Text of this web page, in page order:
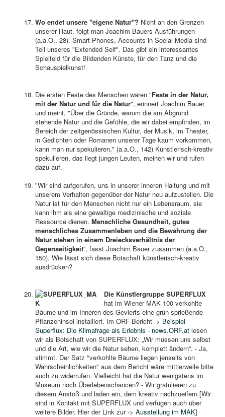
Wo endet unsere "eigene Natur"? Nicht an den Grenzen
unserer Haut, folgt man Joachim Bauers Ausführungen
(a.a.O., 28). Smart-Phones, Accounts in Social Media sind
Teil unseres "Extended Self". Das gibt ein interessantes
Spielfeld für die Bildenden Künste, für den Tanz und die
Schauspielkunst!
Die ersten Feste des Menschen waren "Feste in der Natur,
mit der Natur und für die Natur", erinnert Joachim Bauer
und meint, "Über die Gründe, warum die am Abgrund
stehende Natur und die Gefühle, die wir dabei empfinden, im
Bereich der zeitgenössischen Kultur, der Musik, im Theater,
in Gedichten oder Romanen unserer Tage kaum vorkommen,
kann man nur spekulieren." (a.a.O., 142) Künstlerisch-kreativ
spekulieren, das liegt jungen Leuten, meinen wir und rufen
dazu auf.
"Wir sind aufgerufen, uns in unserer inneren Haltung und mit
unserem Verhalten gegenüber der Natur neu aufzustellen. Die
Natur ist für den Menschen nicht nur ein Lebensraum, sie
kann ihm als eine gewaltige medizinische und soziale
Ressource dienen. Menschliche Gesundheit, gutes
menschliches Zusammenleben und die Bewahrung der
Natur stehen in einem Dreiecksverhältnis der
Gegenseitigkeit“, fasst Joachim Bauer zusammen (a.a.O.,
150). Wie lässt sich diese Botschaft künstlerisch-kreativ
ausdrücken?
Die Künstlergruppe SUPERFLUX
hat im Wiener MAK 100 verkohlte
Bäume und im Inneren des Gevierts eine grün sprießende
Pflanzeninsel installiert. Im ORF-Bericht -> Beispiel
Superflux: Die Klimafrage als Erlebnis - news.ORF.at lesen
wir als Botschaft von SUPERFLUX: „Wir müssen uns selbst
und die Art, wie wir die Natur sehen, komplett ändern“. - Ja,
stimmt. Der Satz "verkohlte Bäume liegen jenseits von
Wahrscheinlichkeiten" aus dem Bericht wäre mittlerweile bitte
auch zu widerrufen. Vielleicht hat die Natur wenigstens im
Museum noch Überlebenschancen? - Wir gratulieren zu
diesem Anstoß und laden ein, dem kreativ nachzueifern.[Wir
sind in Kontakt mit SUPERFLUX und verfügen auch über
weitere Bilder. Hier der Link zur -> Ausstellung im MAK]